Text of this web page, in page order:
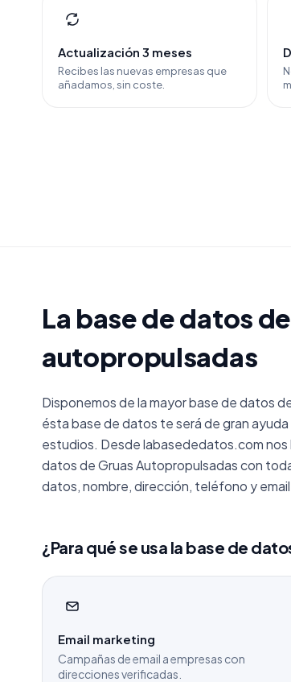
Actualización 3 meses
Recibes las nuevas empresas que
añadamos, sin coste.
La base de datos
autopropulsadas
Disponemos de la mayor base de datos
ésta base de datos te será de gran
estudios. Desde labasededatos.com
datos de Gruas Autopropulsadas con
datos, nombre, dirección, teléfono y
¿Para qué se usa la base de
Email marketing
Campañas de email a empresas con
direcciones verificadas.